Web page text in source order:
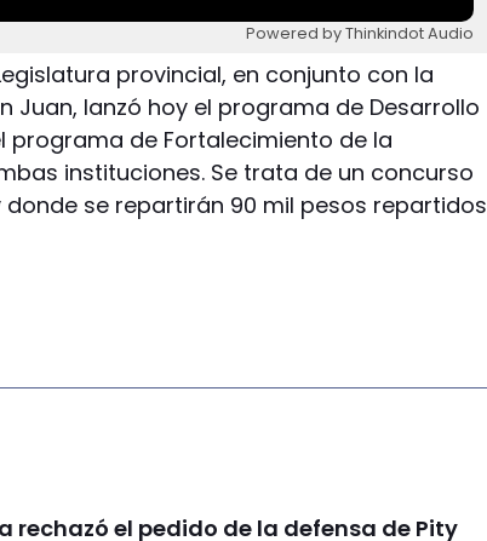
Powered by Thinkindot Audio
provincial, en conjunto con la
Juan, lanzó hoy el programa de Desarrollo
programa de Fortalecimiento de la
instituciones. Se trata de un concurso
se repartirán 90 mil pesos repartidos
rechazó el pedido de la defensa de Pity